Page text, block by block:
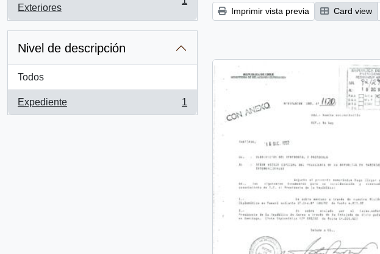
Exteriores
, 1 resultados
Nivel de descripción
Todos
Expediente
, 1 resultados
1
Imprimir vista previa Card view